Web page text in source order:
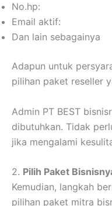
No.hp:
Email aktif:
Dan lain sebagainya
Adapun untuk
pilihan paket reseller
Admin PT BEST
dibutuhkan. Tidak
jika mengalami
2. Pilih Paket
Kemudian, langkah
pilihan paket mitra